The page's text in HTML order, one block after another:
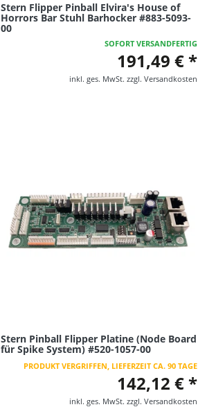
Stern Flipper Pinball Elvira's House of
Horrors Bar Stuhl Barhocker #883-5093-
00
SOFORT VERSANDFERTIG
191,49 € *
inkl. ges. MwSt. zzgl. Versandkosten
Stern Pinball Flipper Platine (Node Board
für Spike System) #520-1057-00
PRODUKT VERGRIFFEN, LIEFERZEIT CA. 90 TAGE
142,12 € *
inkl. ges. MwSt. zzgl. Versandkosten